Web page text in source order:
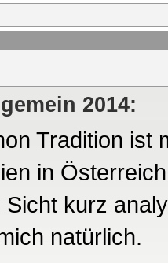
2014:
Tradition ist
in
Sicht kurz
natürlich.